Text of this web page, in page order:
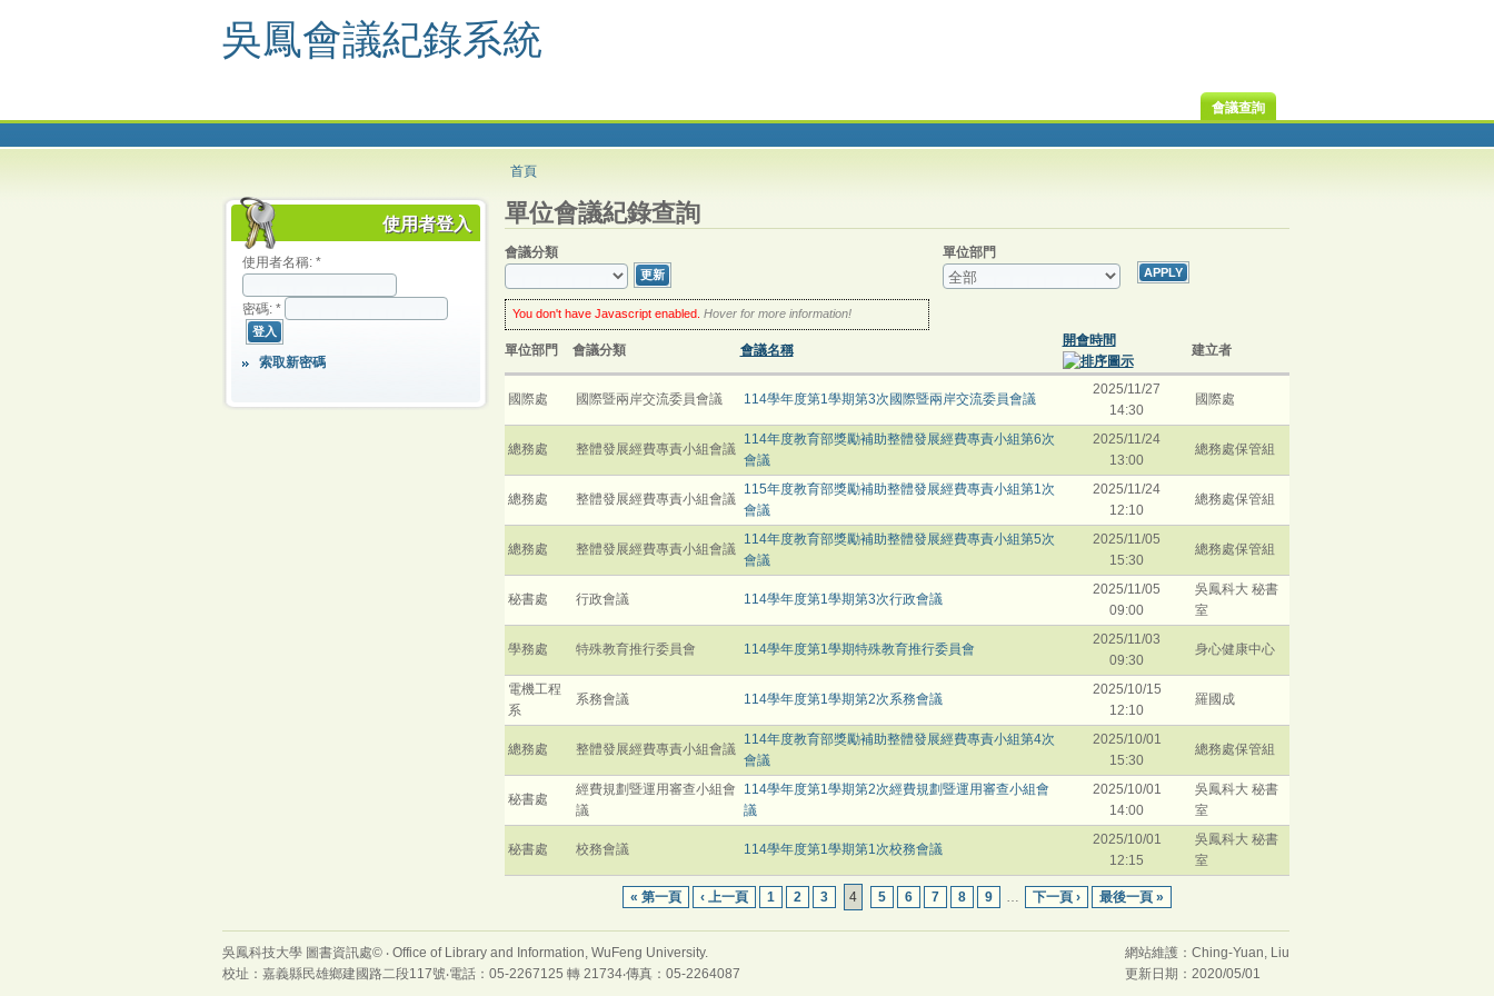
吳鳳會議紀錄系統
會議查詢
首頁
使用者登入
使用者名稱: *
密碼: *
索取新密碼
單位會議紀錄查詢
會議分類
You don't have Javascript enabled. Hover for more information!But don't
worry: you can still use this web site! You have two options:
enable Javascriptin your browser and then refresh this page, for a
much enhanced experience.
click theUpdatebuttonevery time you want to update the selection.
單位部門
單位部門 會議分類 會議名稱
開會時間
建立者
國際處 國際暨兩岸交流委員會議 114學年度第1學期第3次國際暨兩岸交流委員會議
2025/11/27
14:30
國際處
總務處 整體發展經費專責小組會議
114年度教育部獎勵補助整體發展經費專責小組第6次
會議
2025/11/24
13:00
總務處保管組
總務處 整體發展經費專責小組會議
115年度教育部獎勵補助整體發展經費專責小組第1次
會議
2025/11/24
12:10
總務處保管組
總務處 整體發展經費專責小組會議
114年度教育部獎勵補助整體發展經費專責小組第5次
會議
2025/11/05
15:30
總務處保管組
秘書處 行政會議 114學年度第1學期第3次行政會議
2025/11/05
09:00
吳鳳科大 秘書
室
學務處 特殊教育推行委員會 114學年度第1學期特殊教育推行委員會
2025/11/03
09:30
身心健康中心
電機工程
系
系務會議 114學年度第1學期第2次系務會議
2025/10/15
12:10
羅國成
總務處 整體發展經費專責小組會議
114年度教育部獎勵補助整體發展經費專責小組第4次
會議
2025/10/01
15:30
總務處保管組
秘書處
經費規劃暨運用審查小組會
議
114學年度第1學期第2次經費規劃暨運用審查小組會
議
2025/10/01
14:00
吳鳳科大 秘書
室
秘書處 校務會議 114學年度第1學期第1次校務會議
2025/10/01
12:15
吳鳳科大 秘書
室
« 第一頁 ‹ 上一頁 1 2 3 4 5 6 7 8 9 … 下一頁 › 最後一頁 »
吳鳳科技大學 圖書資訊處© ‧ Office of Library and Information, WuFeng University.
校址：嘉義縣民雄鄉建國路二段117號‧電話：05-2267125 轉 21734‧傳真：05-2264087
網站維護：Ching-Yuan, Liu
更新日期：2020/05/01